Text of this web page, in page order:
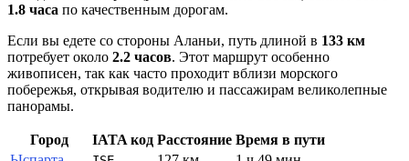
1.8 часа по качественным дорогам.
Если вы едете со стороны Аланьи, путь длиной в 133 км
потребует около 2.2 часов. Этот маршрут особенно
живописен, так как часто проходит вблизи морского
побережья, открывая водителю и пассажирам великолепные
панорамы.
Город IATA код Расстояние Время в пути